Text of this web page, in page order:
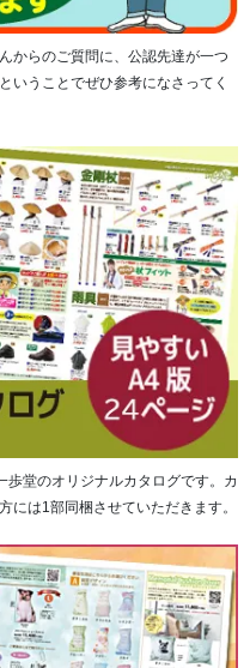
からのご質問に、公認先達が一つ
いうことでぜひ参考になさってく
堂のオリジナルカタログです。カ
には1部同梱させていただきます。